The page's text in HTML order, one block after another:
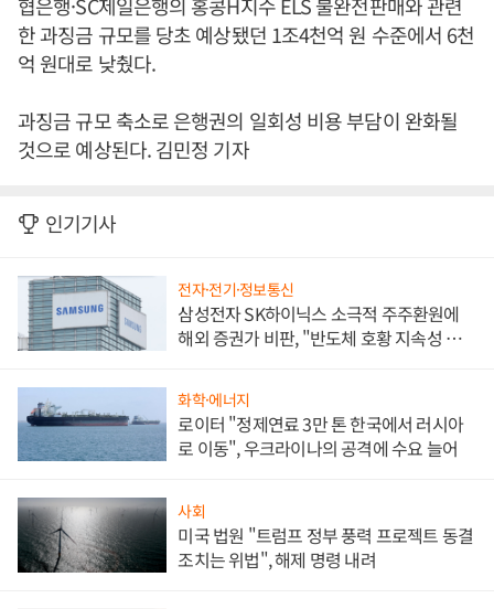
한 과징금 규모를 당초 예상됐던 1조4천억 원 수준에서 6천
억 원대로 낮췄다.
과징금 규모 축소로 은행권의 일회성 비용 부담이 완화될
것으로 예상된다. 김민정 기자
인기기사
전자·전기·정보통신
삼성전자 SK하이닉스 소극적 주주환원에
해외 증권가 비판, "반도체 호황 지속성 의
화학·에너지
로이터 "정제연료 3만 톤 한국에서 러시아
로 이동", 우크라이나의 공격에 수요 늘어
사회
미국 법원 "트럼프 정부 풍력 프로젝트 동결
조치는 위법", 해제 명령 내려